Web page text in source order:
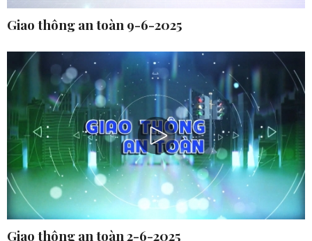
Giao thông an toàn 9-6-2025
Giao thông an toàn 2-6-2025